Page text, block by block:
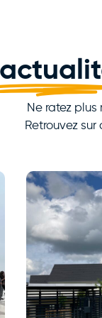
Ne ratez
Retrouvez